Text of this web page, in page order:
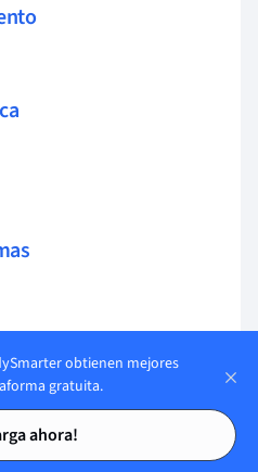
de estudio
de estudio
obtienen mejores
gratuita.
ahora!